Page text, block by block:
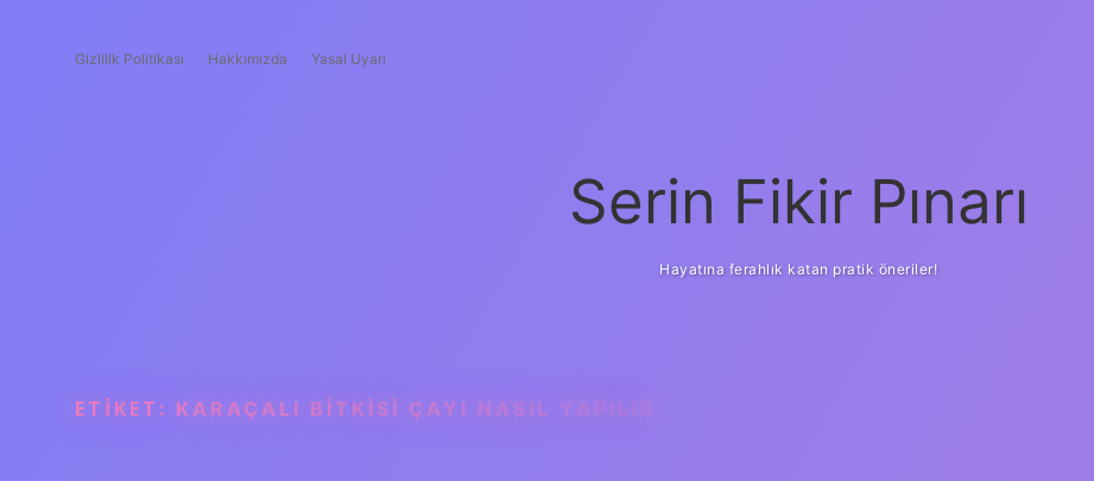
Gizlilik Politikası Hakkımızda Yasal Uyarı
Serin Fikir Pınarı
Hayatına ferahlık katan pratik öneriler!
ETIKET: KARAÇALI BITKISI ÇAYI NASIL YAPILIR